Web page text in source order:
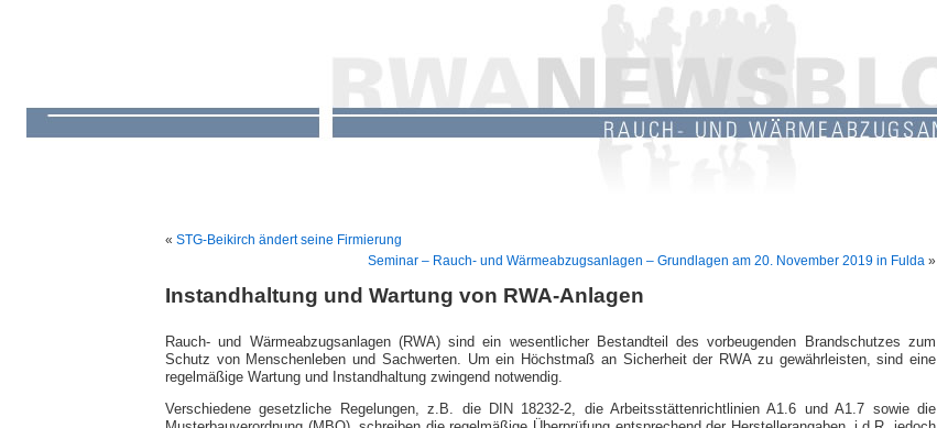
« STG-Beikirch ändert seine Firmierung
Seminar – Rauch- und Wärmeabzugsanlagen – Grundlagen am 20. November 2019 in Fulda »
Instandhaltung und Wartung von RWA-Anlagen
Rauch- und Wärme­abzugs­anlagen (RWA) sind ein wesent­licher Bestandteil des vor­beu­gen­den Brandschutzes zum
Schutz von Menschenleben und Sach­werten. Um ein Höchstmaß an Sicherheit der RWA zu ge­währ­leisten, sind eine
regel­mäßige Wartung und Instand­hal­tung zwingend notwendig.
Verschiedene gesetzliche Regelungen, z.B. die DIN 18232-2, die Arbeitsstättenrichtlinien A1.6 und A1.7 sowie die